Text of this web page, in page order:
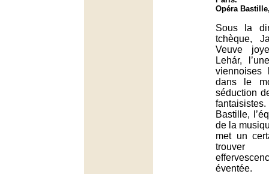
Opéra
Sous la
tchèque,
Veuve
Lehár,
viennoises
dans le
séduction
Bastille,
de la
met un
éventée.